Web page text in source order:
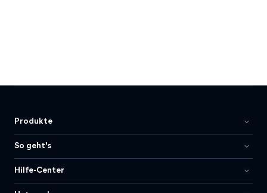
Produkte
So geht's
Hilfe-Center